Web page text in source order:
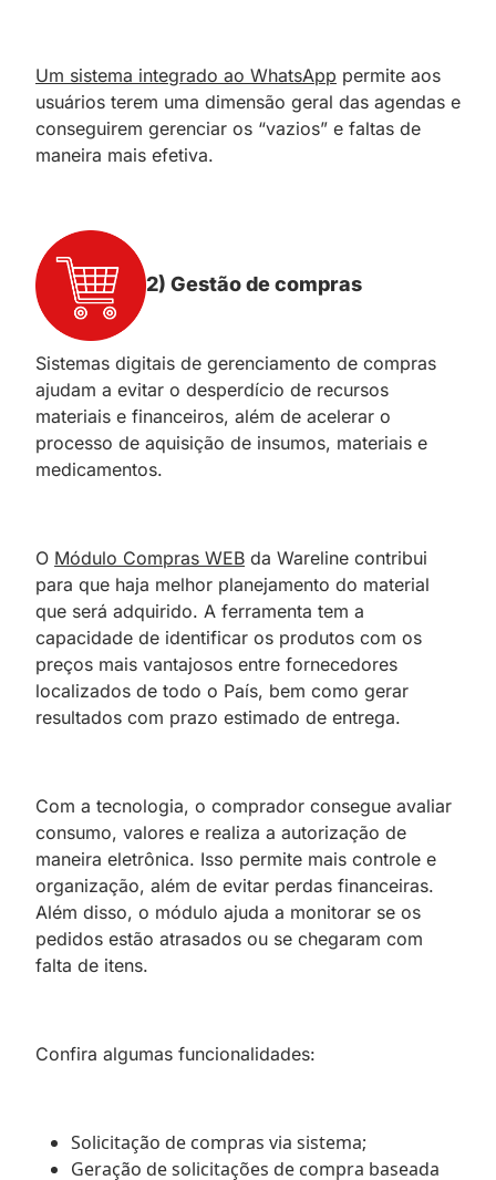
Um sistema integrado ao WhatsApp permite aos
usuários terem uma dimensão geral das agendas e
conseguirem gerenciar os “vazios” e faltas de
maneira mais efetiva.
2) Gestão de compras
Sistemas digitais de gerenciamento de compras
ajudam a evitar o desperdício de recursos
materiais e financeiros, além de acelerar o
processo de aquisição de insumos, materiais e
medicamentos.
O Módulo Compras WEB da Wareline contribui
para que haja melhor planejamento do material
que será adquirido. A ferramenta tem a
capacidade de identificar os produtos com os
preços mais vantajosos entre fornecedores
localizados de todo o País, bem como gerar
resultados com prazo estimado de entrega.
Com a tecnologia, o comprador consegue avaliar
consumo, valores e realiza a autorização de
maneira eletrônica. Isso permite mais controle e
organização, além de evitar perdas financeiras.
Além disso, o módulo ajuda a monitorar se os
pedidos estão atrasados ou se chegaram com
falta de itens.
Confira algumas funcionalidades:
Solicitação de compras via sistema;
Geração de solicitações de compra baseada